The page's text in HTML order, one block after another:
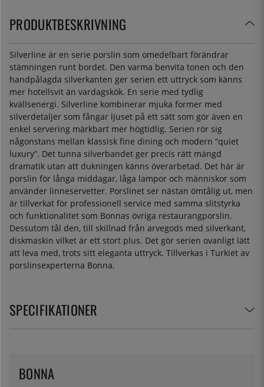
PRODUKTBESKRIVNING
Silverline är en serie porslin som omedelbart förändrar
stämningen runt bordet. Den varma benvita tonen och den
handpålagda silverkanten ger serien ett uttryck som känns
mer hotellsvit än vardagskök. En serie med tydlig
kvällsenergi. Silverline kombinerar mjuka former med
silverdetaljer som fångar ljuset på ett sätt som gör även en
enkel servering märkbart mer högtidlig. Serien rör sig
någonstans mellan klassisk fine dining och modern “quiet
luxury”. Det tunna silverbandet ger precis rätt mängd
dramatik utan att dukningen känns överarbetad. Det här är
porslin för långa middagar, låga lampor och människor som
använder linneservetter. Porslinet ser nästan ömtålig ut, men
är tillverkat för professionell service med samma slitstyrka
och funktionalitet som Bonnas övriga restaurangporslin.
Dessutom tål den, till skillnad från arvegods med silverkant,
diskmaskin vilket är ett stort plus. Det gör serien ovanligt lätt
att leva med, trots sitt eleganta uttryck. Tillverkas i Turkiet av
porslinsexperterna Bonna.
SPECIFIKATIONER
BONNA